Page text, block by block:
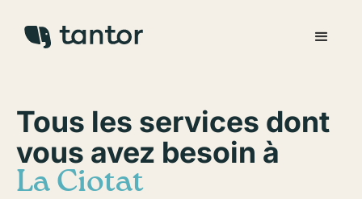
Tous les services dont
vous avez besoin à
La Ciotat